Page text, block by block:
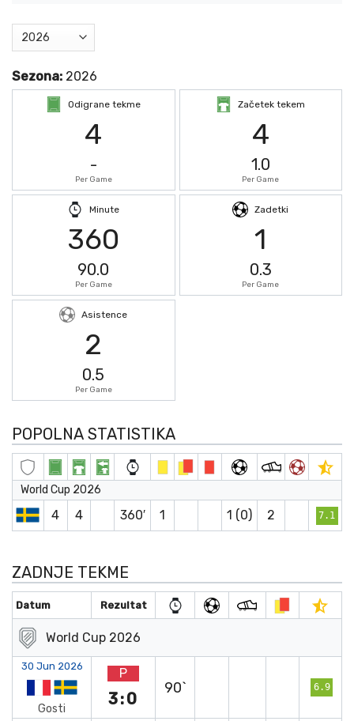
Sezona: 2026
Odigrane tekme
4
-
Per Game
Začetek tekem
4
1.0
Per Game
Minute
360
90.0
Per Game
Zadetki
1
0.3
Per Game
Asistence
2
0.5
Per Game
POPOLNA STATISTIKA
World Cup 2026
4 4 360′ 1 1 (0) 2 7.1
ZADNJE TEKME
Datum Rezultat
World Cup 2026
30 Jun 2026
Gosti
P
3:0
90` 6.9